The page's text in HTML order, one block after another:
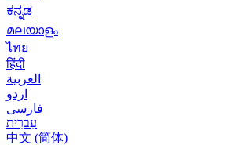
ಕನ್ನಡ
മലയാളം
ไทย
हिंदी
العربية
اردو
فارسی
עִברִית
中文 (简体)